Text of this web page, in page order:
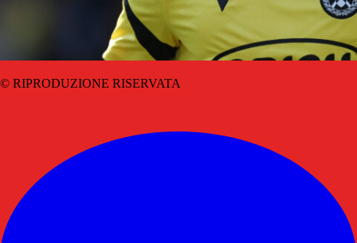
© RIPRODUZIONE RISERVATA